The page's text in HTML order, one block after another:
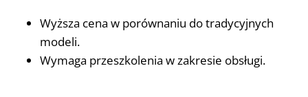
Wyższa cena w porównaniu do tradycyjnych
modeli.
Wymaga przeszkolenia w zakresie obsługi.